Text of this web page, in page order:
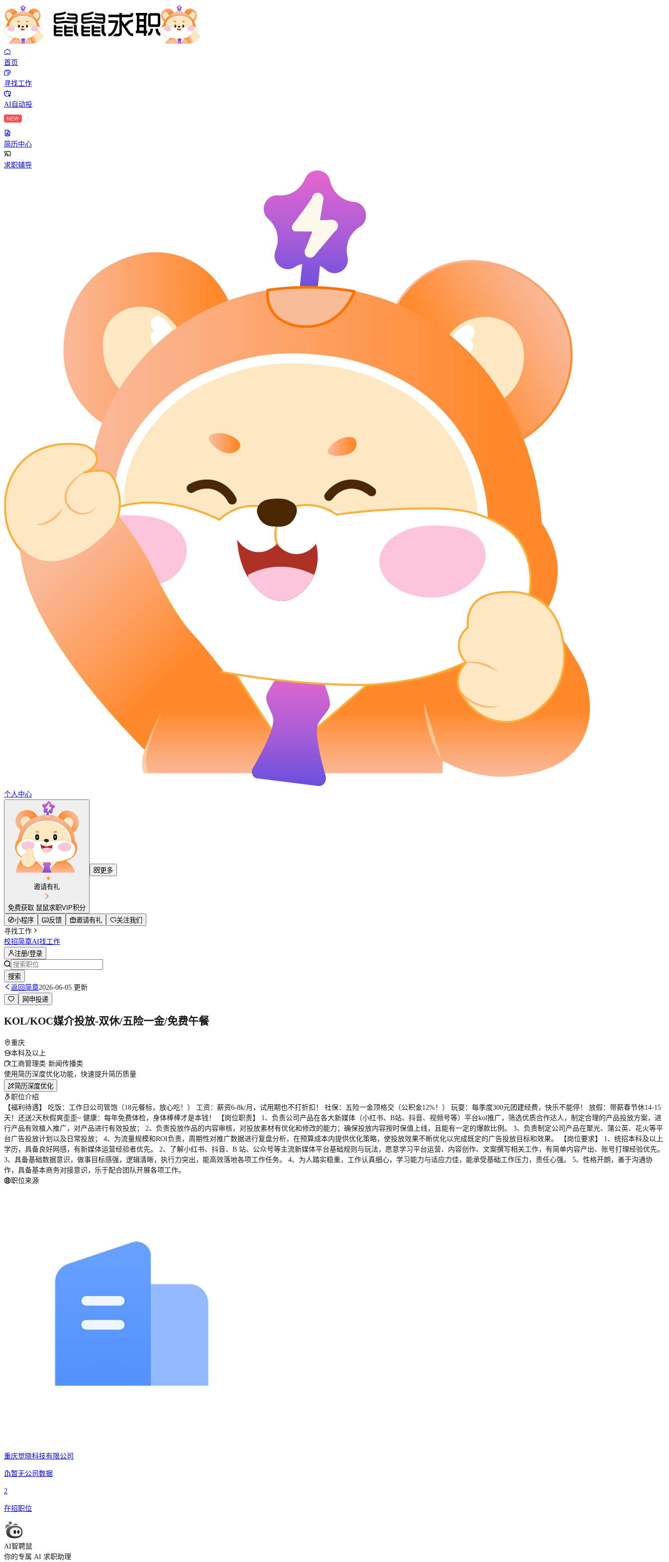
首页
寻找工作
AI自动投
简历中心
求职辅导
个人中心
邀请有礼
免费获取 鼠鼠求职VIP积分
更多
小程序 反馈 邀请有礼
关注我们
寻找工作
校招简章AI找工作
注册/登录
搜索
返回简章2026-06-05 更新
网申投递
KOL/KOC媒介投放-双休/五险一金/免费午餐
重庆
本科及以上
工商管理类·新闻传播类
使用简历深度优化功能，快速提升简历质量
简历深度优化
职位介绍
【福利待遇】 吃饭：工作日公司管饱（18元餐标，放心吃！） 工资：薪资6-8k/月，试用期也不打折扣！ 社保：五险一金顶格交（公积金12%！） 玩耍：每季度300元团建经费，快乐不能停！ 放假：带薪春节休14-15
天！还送2天秋假爽歪歪~ 健康：每年免费体检，身体棒棒才是本钱！ 【岗位职责】 1、负责公司产品在各大新媒体（小红书、B站、抖音、视频号等）平台kol推广，筛选优质合作达人，制定合理的产品投放方案，进
行产品有效植入推广，对产品进行有效投放； 2、负责投放作品的内容审核，对投放素材有优化和修改的能力；确保投放内容按时保值上线，且能有一定的爆款比例。 3、负责制定公司产品在聚光、蒲公英、花火等平
台广告投放计划以及日常投放； 4、为流量规模和ROI负责，周期性对推广数据进行复盘分析，在预算成本内提供优化策略，使投放效果不断优化以完成既定的广告投放目标和效果。 【岗位要求】 1、统招本科及以上
学历，具备良好网感，有新媒体运营经验者优先。 2、了解小红书、抖音、B 站、公众号等主流新媒体平台基础规则与玩法，愿意学习平台运营、内容创作、文案撰写相关工作，有简单内容产出、账号打理经验优先。
3、具备基础数据意识，做事目标感强，逻辑清晰，执行力突出，能高效落地各项工作任务。 4、为人踏实稳重，工作认真细心，学习能力与适应力佳，能承受基础工作压力，责任心强。 5、性格开朗，善于沟通协
作，具备基本商务对接意识，乐于配合团队开展各项工作。
职位来源
重庆觉晓科技有限公司
暂无公司数据
2
在招职位
AI智聘鼠
你的专属 AI 求职助理